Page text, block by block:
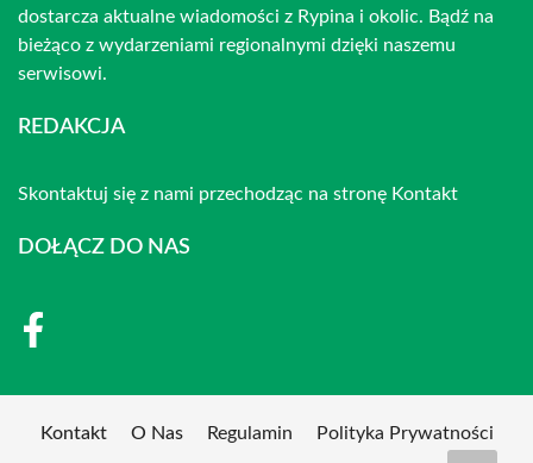
dostarcza aktualne wiadomości z Rypina i okolic. Bądź na
bieżąco z wydarzeniami regionalnymi dzięki naszemu
serwisowi.
REDAKCJA
Skontaktuj się z nami przechodząc na stronę Kontakt
DOŁĄCZ DO NAS
Kontakt O Nas Regulamin Polityka Prywatności